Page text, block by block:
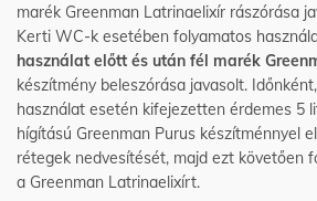
marék Greenman Latrinaelixír rászórása
Kerti WC-k esetében folyamatos
használat előtt és után fél marék
készítmény beleszórása javasolt.
használat esetén kifejezetten érdemes 5
hígítású Greenman Purus készítménnyel
rétegek nedvesítését, majd ezt követően
a Greenman Latrinaelixírt.